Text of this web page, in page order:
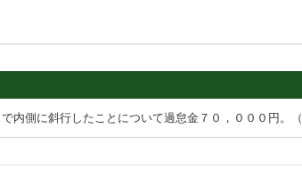
内側に斜行したことについて過怠金７０，０００円。（